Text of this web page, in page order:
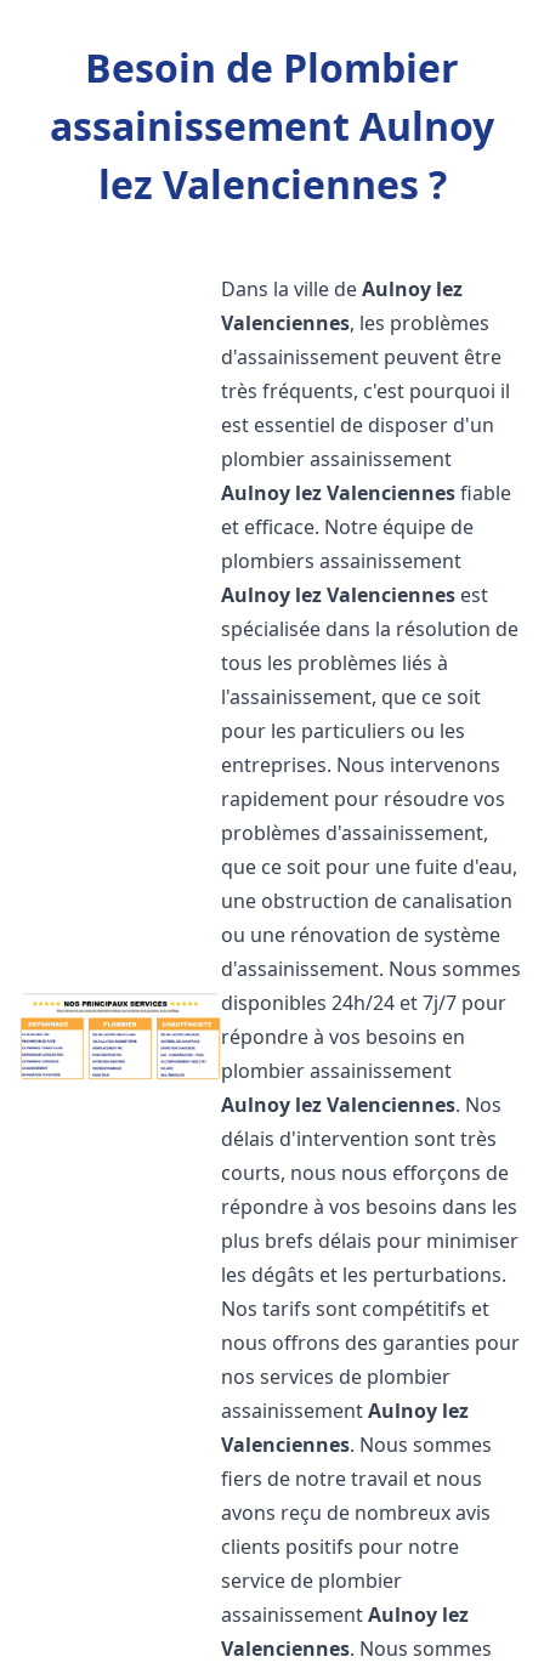
Besoin de Plombier
assainissement Aulnoy
lez Valenciennes ?
Dans la ville deAulnoy lez
Valenciennes, les problèmes
d'assainissement peuvent être
très fréquents, c'est pourquoi il
est essentiel de disposer d'un
plombier assainissement
Aulnoy lez Valenciennesfiable
et efficace. Notre équipe de
plombiers assainissement
Aulnoy lez Valenciennes est
spécialisée dans la résolution de
tous les problèmes liés à
l'assainissement, que ce soit
pour les particuliers ou les
entreprises. Nous intervenons
rapidement pour résoudre vos
problèmes d'assainissement,
que ce soit pour une fuite d'eau,
une obstruction de canalisation
ou une rénovation de système
d'assainissement. Nous sommes
disponibles 24h/24 et 7j/7 pour
répondre à vos besoins en
plombier assainissement
Aulnoy lez Valenciennes. Nos
délais d'intervention sont très
courts, nous nous efforçons de
répondre à vos besoins dans les
plus brefs délais pour minimiser
les dégâts et les perturbations.
Nos tarifs sont compétitifs et
nous offrons des garanties pour
nos services de plombier
assainissementAulnoy lez
Valenciennes. Nous sommes
fiers de notre travail et nous
avons reçu de nombreux avis
clients positifs pour notre
service de plombier
assainissementAulnoy lez
Valenciennes. Nous sommes